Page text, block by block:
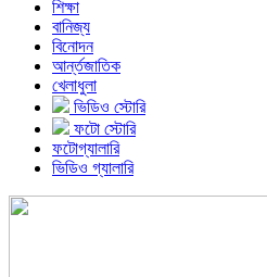
শিক্ষা
বানিজ্য
বিনোদন
আর্ন্তজাতিক
খেলাধুলা
ভিডিও স্টোরি
ফটো স্টোরি
ফটোগ্যালারি
ভিডিও গ্যালারি